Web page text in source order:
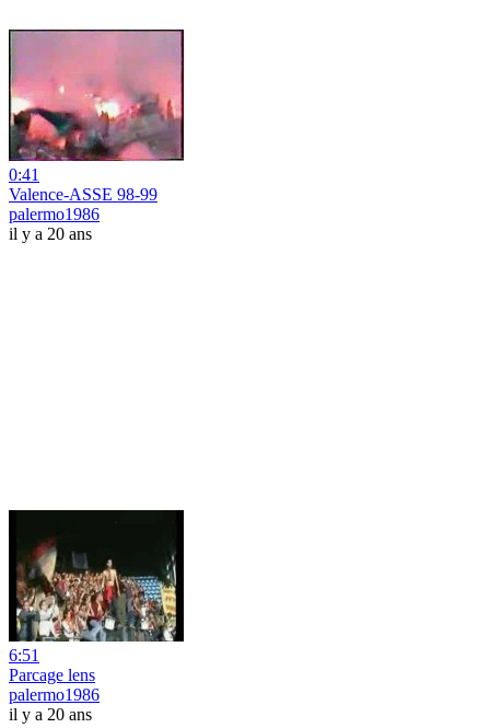
0:41
Valence-ASSE 98-99
palermo1986
il y a 20 ans
6:51
Parcage lens
palermo1986
il y a 20 ans